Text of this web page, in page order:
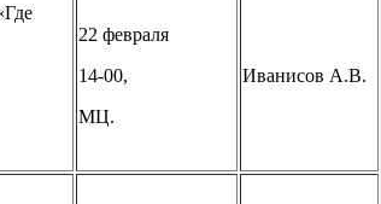
22 февраля
14-00,
МЦ.
Иванисов А.В.